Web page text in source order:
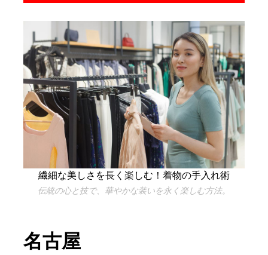
繊細な美しさを長く楽しむ！着物の手入れ術
伝統の心と技で、華やかな装いを永く楽しむ方法。
名古屋